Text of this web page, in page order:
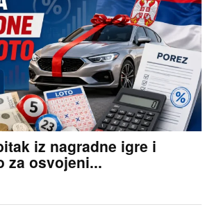
iz nagradne igre i
za osvojeni...